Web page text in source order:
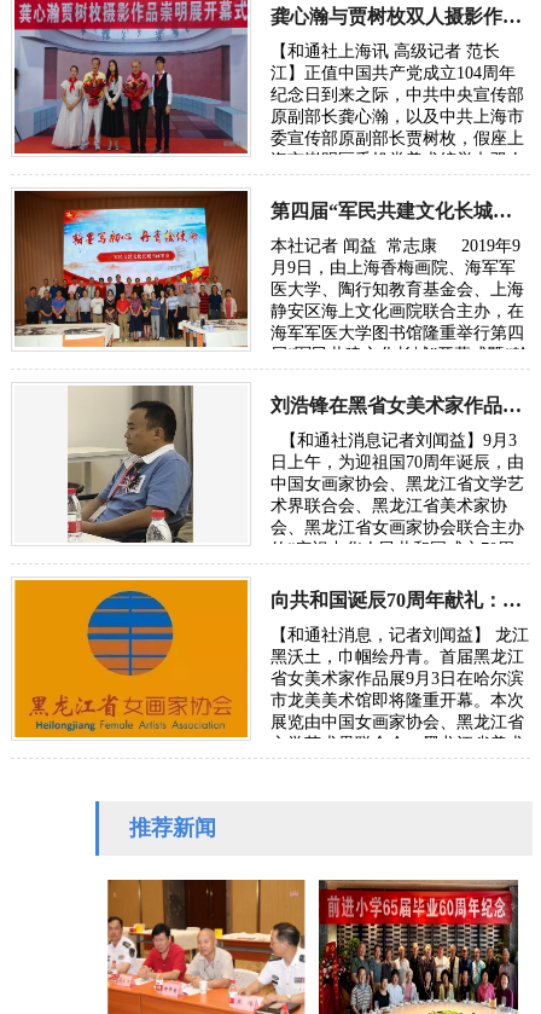
工…
龚心瀚与贾树枚双人摄影作品展在沪举办
【和通社上海讯 高级记者 范长
江】正值中国共产党成立104周年
纪念日到来之际，中共中央宣传部
原副部长龚心瀚，以及中共上海市
委宣传部原副部长贾树枚，假座上
海市崇明区千帆堂美术馆举办双人
摄影作品展。 龚心瀚，1964年毕业
于上海复旦…
第四届“军民共建文化长城书画展”在上海隆重举行
本社记者 闻益 常志康 2019年9
月9日，由上海香梅画院、海军军
医大学、陶行知教育基金会、上海
静安区海上文化画院联合主办，在
海军军医大学图书馆隆重举行第四
届“军民共建文化长城”开幕式暨“翰
墨写初心、丹青…
刘浩锋在黑省女美术家作品展畅谈东方文化复兴
【和通社消息记者刘闻益】9月3
日上午，为迎祖国70周年诞辰，由
中国女画家协会、黑龙江省文学艺
术界联合会、黑龙江省美术家协
会、黑龙江省女画家协会联合主办
的“庆祝中华人民共和国成立70周
年一一首届黑龙江省女美术家作品
展”…
向共和国诞辰70周年献礼：黑龙江省女美术家作品展近日开幕
【和通社消息，记者刘闻益】 龙江
黑沃土，巾帼绘丹青。首届黑龙江
省女美术家作品展9月3日在哈尔滨
市龙美美术馆即将隆重开幕。本次
展览由中国女画家协会、黑龙江省
文学艺术界联合会、黑龙江省美术
家协会、黑龙江省女画家协会联合
推荐新闻